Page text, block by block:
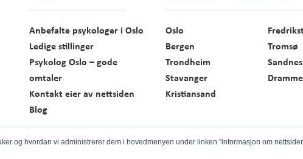
Anbefalte psykologer i Oslo
Ledige stillinger
Psykolog Oslo – gode
omtaler
Kontakt eier av nettsiden
Blog
Oslo
Bergen
Trondheim
Stavanger
Kristiansand
Tromsø
Sandnes
og hvordan vi administrerer dem i hovedmenyen under linken "informasjon om